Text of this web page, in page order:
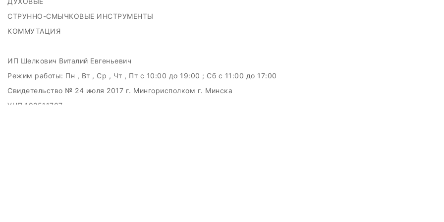
СТРУННО-СМЫЧКОВЫЕ ИНСТРУМЕНТЫ
КОММУТАЦИЯ
ИП Шелкович Виталий Евгеньевич
Режим работы: Пн , Вт , Ср , Чт , Пт c 10:00 до 19:00 ; Сб c 11:00 до 17:00
Свидетельство № 24 июля 2017 г. Мингорисполком г. Минска
УНП 192511707